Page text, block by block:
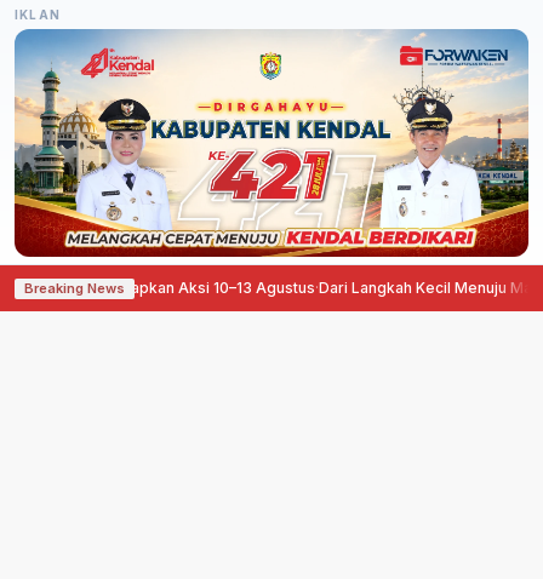
IKLAN
Breaking News
Sepele Siapkan Aksi 10–13 Agustus·Dari Langkah Kecil Menuju Manfaat